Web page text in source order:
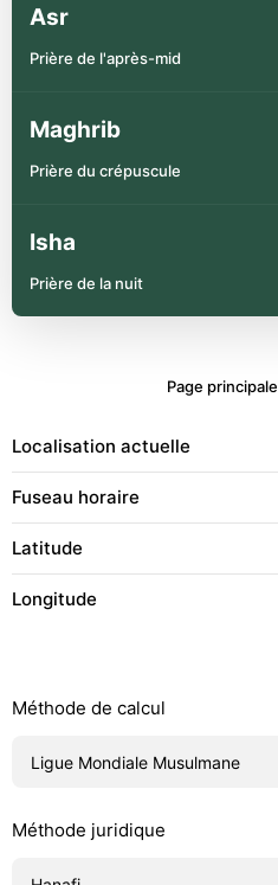
Asr
Prière de l'après-mid
Maghrib
Prière du crépuscule
Isha
Prière de la nuit
Page principale
Localisation actuelle
Fuseau horaire
Latitude
Longitude
Méthode de calcul
Méthode juridique